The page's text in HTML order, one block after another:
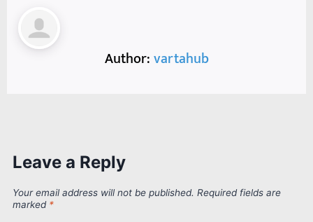
Author:vartahub
Leave a Reply
Your email address will not be published. Required fields are
marked *